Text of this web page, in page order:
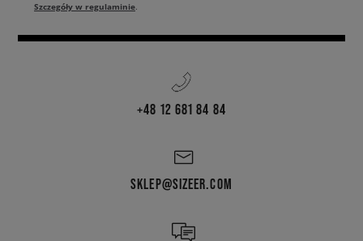
Szczegóły w regulaminie.
+48 12 681 84 84
SKLEP@SIZEER.COM